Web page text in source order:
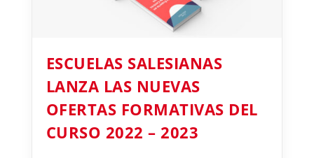
ESCUELAS SALESIANAS
LANZA LAS NUEVAS
OFERTAS FORMATIVAS DEL
CURSO 2022 – 2023